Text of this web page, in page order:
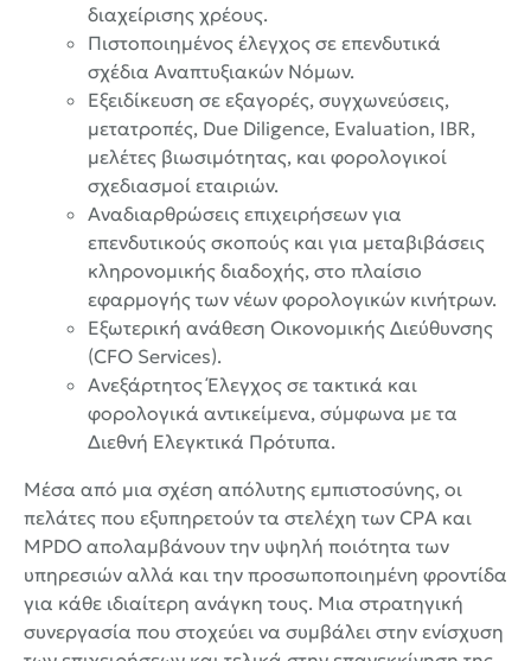
διαχείρισης χρέους.
Πιστοποιημένος έλεγχος σε επενδυτικά
σχέδια Αναπτυξιακών Νόμων.
Εξειδίκευση σε εξαγορές, συγχωνεύσεις,
μετατροπές, Due Diligence, Evaluation, IBR,
μελέτες βιωσιμότητας, και φορολογικοί
σχεδιασμοί εταιριών.
Αναδιαρθρώσεις επιχειρήσεων για
επενδυτικούς σκοπούς και για μεταβιβάσεις
κληρονομικής διαδοχής, στο πλαίσιο
εφαρμογής των νέων φορολογικών κινήτρων.
Εξωτερική ανάθεση Οικονομικής Διεύθυνσης
(CFO Services).
Ανεξάρτητος Έλεγχος σε τακτικά και
φορολογικά αντικείμενα, σύμφωνα με τα
Διεθνή Ελεγκτικά Πρότυπα.
Μέσα από μια σχέση απόλυτης εμπιστοσύνης, οι
πελάτες που εξυπηρετούν τα στελέχη των CPA και
MPDO απολαμβάνουν την υψηλή ποιότητα των
υπηρεσιών αλλά και την προσωποποιημένη φροντίδα
για κάθε ιδιαίτερη ανάγκη τους. Μια στρατηγική
συνεργασία που στοχεύει να συμβάλει στην ενίσχυση